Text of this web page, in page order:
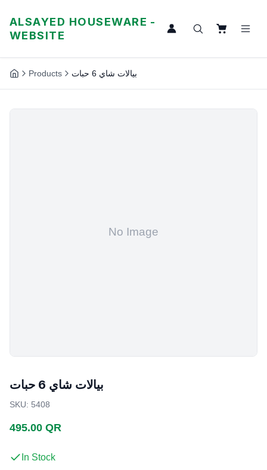
ALSAYED HOUSEWARE -
WEBSITE
Products بيالات شاي 6 حبات
بيالات شاي 6 حبات
SKU: 5408
495.00 QR
In Stock